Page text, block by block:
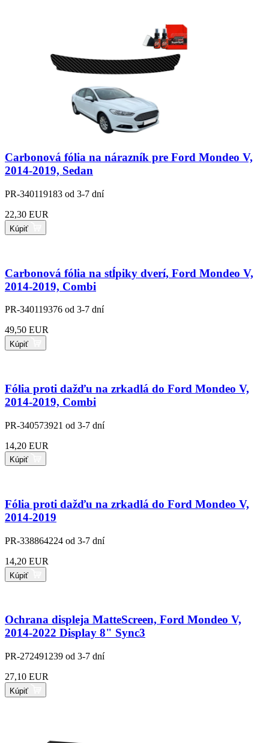
Carbonová fólia na nárazník pre Ford Mondeo V,
2014-2019, Sedan
PR-340119183 od 3-7 dní
22,30 EUR
Kúpiť
Carbonová fólia na stĺpiky dverí, Ford Mondeo V,
2014-2019, Combi
PR-340119376 od 3-7 dní
49,50 EUR
Kúpiť
Fólia proti dažďu na zrkadlá do Ford Mondeo V,
2014-2019, Combi
PR-340573921 od 3-7 dní
14,20 EUR
Kúpiť
Fólia proti dažďu na zrkadlá do Ford Mondeo V,
2014-2019
PR-338864224 od 3-7 dní
14,20 EUR
Kúpiť
Ochrana displeja MatteScreen, Ford Mondeo V,
2014-2022 Display 8" Sync3
PR-272491239 od 3-7 dní
27,10 EUR
Kúpiť